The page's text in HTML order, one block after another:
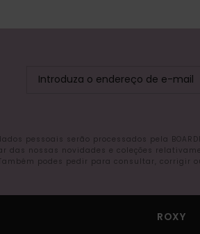
pessoais serão processados pela
das nossas novidades e coleções
podes pedir para consultar, corrigir
ROXY